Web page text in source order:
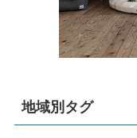
地域別タグ